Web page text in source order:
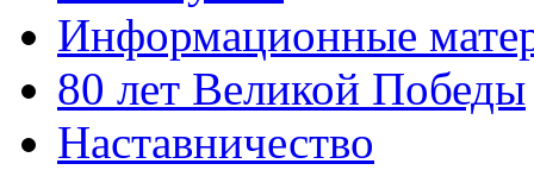
Информационные
80 лет Великой Победы
Наставничество